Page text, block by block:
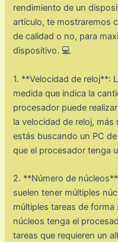
rendimiento de un
artículo, te mostraremos
de calidad o no, para
dispositivo. 💻
1. **Velocidad de reloj**:
medida que indica la
procesador puede
la velocidad de reloj, más
estás buscando un PC
que el procesador tenga
2. **Número de
suelen tener múltiples
múltiples tareas de
núcleos tenga el
tareas que requieren un